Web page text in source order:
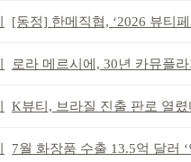
[동정] 한메직협, ‘2026 뷰티페스타
로라 메르시에, 30년 카뮤플라지 헤리
K뷰티, 브라질 진출 판로 열렸
7월 화장품 수출 13.5억 달러 ‘